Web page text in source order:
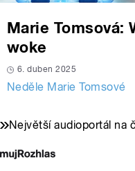
Marie Tomsová:
woke
6. duben 2025
Neděle Marie Tomsové
Největší audioportál na